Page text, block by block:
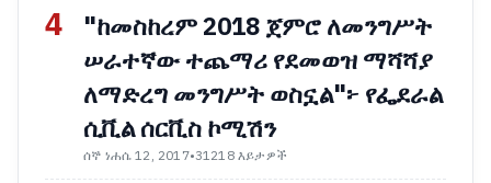
4
"ከመስከረም 2018 ጀምሮ ለመንግሥት
ሠራተኛው ተጨማሪ የደመወዝ ማሻሻያ
ለማድረግ መንግሥት ወስኗል"፦ የፌደራል
ሲቪል ሰርቪስ ኮሚሽን
ሰኞ ነሐሴ 12, 2017•31218 እይታዎች